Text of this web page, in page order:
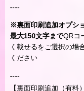
----
※裏面印刷追加オプシ
最大150文字までQRコ
く載せるをご選択の場
ください
----
【裏面印刷追加（有